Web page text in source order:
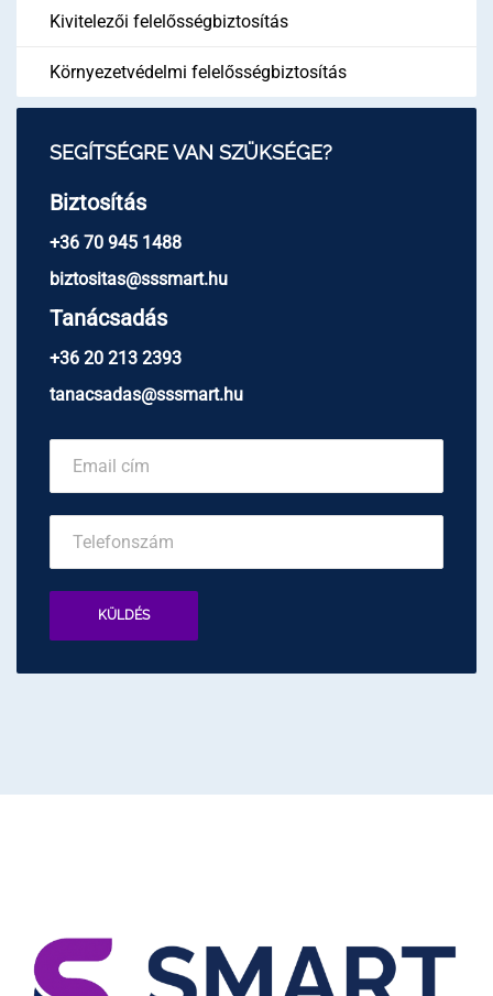
Kivitelezői felelősségbiztosítás
Környezetvédelmi felelősségbiztosítás
SEGÍTSÉGRE VAN SZÜKSÉGE?
Biztosítás
+36 70 945 1488
biztositas@sssmart.hu
Tanácsadás
+36 20 213 2393
tanacsadas@sssmart.hu